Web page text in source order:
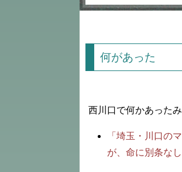
何があった
西川口で何かあったみ
「埼玉・川口
が、命に別条なし